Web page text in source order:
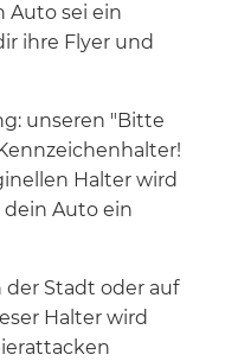
Auto sei ein
ihre Flyer und
unseren "Bitte
Halter wird
Auto ein
der Stadt oder auf
Halter wird